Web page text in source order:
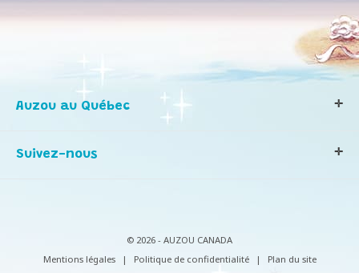
Auzou au Québec
Notre histoire
Infos consommateurs
Suivez-nous
© 2026 - AUZOU CANADA
Mentions légales
| Politique de confidentialité | Plan du site